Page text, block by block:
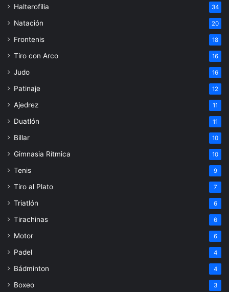
Halterofilia 34
Natación 20
Frontenis 18
Tiro con Arco 16
Judo 16
Patinaje 12
Ajedrez 11
Duatlón 11
Billar 10
Gimnasia Rítmica 10
Tenis 9
Tiro al Plato 7
Triatlón 6
Tirachinas 6
Motor 6
Padel 4
Bádminton 4
Boxeo 3